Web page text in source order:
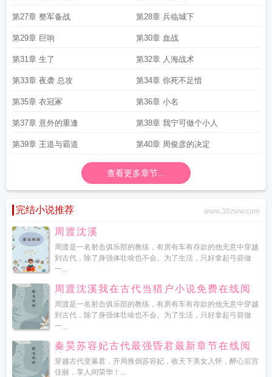
第27章 整军备战 第28章 兵临城下
第29章 巨响 第30章 血战
第31章 生了 第32章 人海战术
第33章 夜袭 总攻 第34章 你死不足惜
第35章 衣冠冢 第36章 小名
第37章 意外的重逢 第38章 我宁可做个小人
第39章 王道与霸道 第40章 周俊彦的决定
查看更多章节...
完结小说推荐 www.38zww.com
周渡沈溪
周渡是一名射击俱乐部的教练，有房有车有存款的他无意中穿越
到古代，除了身强体壮啥也不会。为了生活，只好拿起弓箭做
一...
周渡沈溪我在古代当猎户小说免费在线阅
读
周渡是一名射击俱乐部的教练，有房有车有存款的他无意中穿越
到古代，除了身强体壮啥也不会。为了生活，只好拿起弓箭做
一...
秦昊苏容妃古代最强昏君最新章节在线阅
读
穿越古代变暴君，开局推倒苏容妃，收天下美女入怀，醉心后宫
佳丽，享人间荣华！...